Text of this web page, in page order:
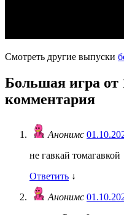
Смотреть другие выпуски
Большая игра от
комментария
Анонимс
не гавкай томагавкой
Ответить ↓
Анонимс